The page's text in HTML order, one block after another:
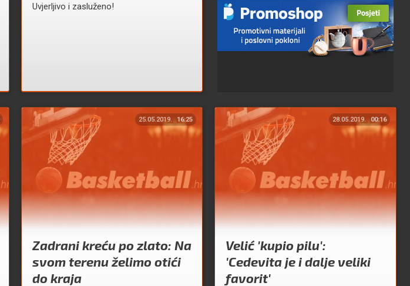
Uvjerljivo i zasluženo!
25.05.2019. 16:25
Zadrani kreću po zlato: Na
svom terenu želimo otići
do kraja
28.05.2019. 00:16
Velić 'kupio pilu':
'Cedevita je i dalje veliki
favorit'